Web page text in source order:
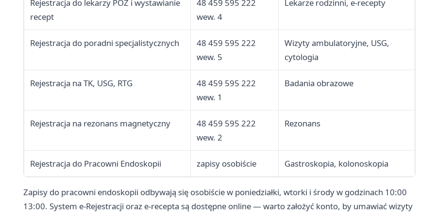
Rejestracja do lekarzy POZ i wystawianie
recept
48 459 595 222
wew. 4
Lekarze rodzinni, e-recepty
Rejestracja do poradni specjalistycznych
48 459 595 222
wew. 5
Wizyty ambulatoryjne, USG,
cytologia
Rejestracja na TK, USG, RTG
48 459 595 222
wew. 1
Badania obrazowe
Rejestracja na rezonans magnetyczny
48 459 595 222
wew. 2
Rezonans
Rejestracja do Pracowni Endoskopii zapisy osobiście Gastroskopia, kolonoskopia
Zapisy do pracowni endoskopii odbywają się osobiście w poniedziałki, wtorki i środy w godzinach 10:00
13:00. System e-Rejestracji oraz e-recepta są dostępne online — warto założyć konto, by umawiać wizyty